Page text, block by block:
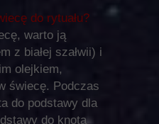
do rytuału?
warto ją
z białej szałwii) i
olejkiem,
świecę. Podczas
do podstawy dla
do knota